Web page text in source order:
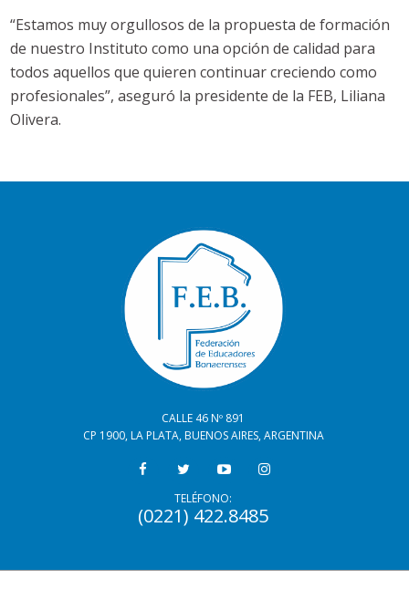
“Estamos muy orgullosos de la propuesta de formación
de nuestro Instituto como una opción de calidad para
todos aquellos que quieren continuar creciendo como
profesionales”, aseguró la presidente de la FEB, Liliana
Olivera.
CALLE 46 Nº 891
CP 1900, LA PLATA, BUENOS AIRES, ARGENTINA
TELÉFONO:
(0221) 422.8485